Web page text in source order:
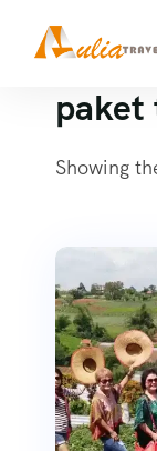
paket
Showing